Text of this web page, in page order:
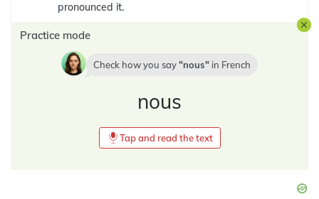
pronounced it.
Practice mode
Check how you say nous in French
nous
Tap and read the text